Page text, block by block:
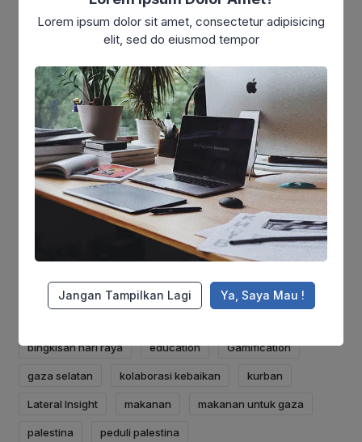
Startup(2)
Tak Berkategori(102)
Technology(6)
Tag Terpopuler
air bersih Al Qur'an bantuan biaya hidup
bantuan makanan bantuan makanan untuk gaza
bantuan modal usaha bantuan palestina beasiswa
beasiswa dq beasiswa santri Beasiswa Yatim
beasiswa yatim dhuafa berbagi
bingkisan hari raya education Gamification
gaza selatan kolaborasi kebaikan kurban
Lateral Insight makanan makanan untuk gaza
palestina peduli palestina
Lorem ipsum dolor sit amet, consectetur adipisicing
elit, sed do eiusmod tempor
Jangan Tampilkan Lagi Ya, Saya Mau !